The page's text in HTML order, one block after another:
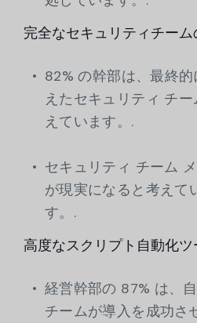
完全なセキュリティチー
82% の幹部は、最終
えたセキュリティ チ
えています。.
セキュリティ チーム
が現実になると考えて
す。.
高度なスクリプト自動化
経営幹部の 87% は、
チームが導入を成功さ